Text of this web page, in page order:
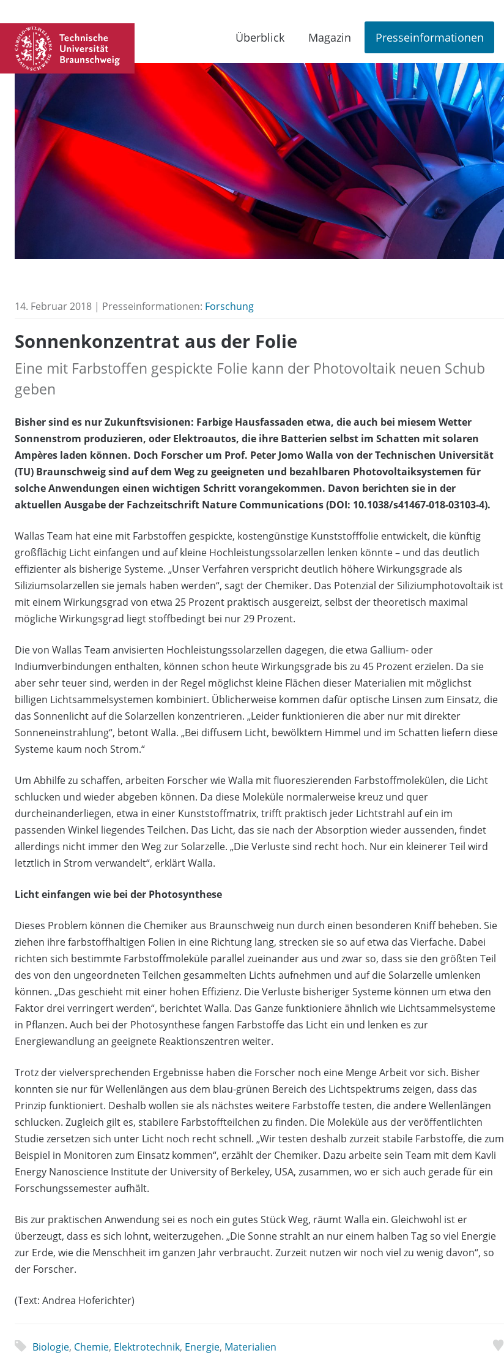
Überblick Magazin Presseinformationen
14. Februar 2018 | Presseinformationen: Forschung
Sonnenkonzentrat aus der Folie
Eine mit Farbstoffen gespickte Folie kann der Photovoltaik neuen Schub
geben
Bisher sind es nur Zukunftsvisionen: Farbige Hausfassaden etwa, die auch bei miesem Wetter
Sonnenstrom produzieren, oder Elektroautos, die ihre Batterien selbst im Schatten mit solaren
Ampères laden können. Doch Forscher um Prof. Peter Jomo Walla von der Technischen Universität
(TU) Braunschweig sind auf dem Weg zu geeigneten und bezahlbaren Photovoltaiksystemen für
solche Anwendungen einen wichtigen Schritt vorangekommen. Davon berichten sie in der
aktuellen Ausgabe der Fachzeitschrift Nature Communications (DOI: 10.1038/s41467-018-03103-4).
Wallas Team hat eine mit Farbstoffen gespickte, kostengünstige Kunststofffolie entwickelt, die künftig
großflächig Licht einfangen und auf kleine Hochleistungssolarzellen lenken könnte – und das deutlich
effizienter als bisherige Systeme. „Unser Verfahren verspricht deutlich höhere Wirkungsgrade als
Siliziumsolarzellen sie jemals haben werden“, sagt der Chemiker. Das Potenzial der Siliziumphotovoltaik ist
mit einem Wirkungsgrad von etwa 25 Prozent praktisch ausgereizt, selbst der theoretisch maximal
mögliche Wirkungsgrad liegt stoffbedingt bei nur 29 Prozent.
Die von Wallas Team anvisierten Hochleistungssolarzellen dagegen, die etwa Gallium- oder
Indiumverbindungen enthalten, können schon heute Wirkungsgrade bis zu 45 Prozent erzielen. Da sie
aber sehr teuer sind, werden in der Regel möglichst kleine Flächen dieser Materialien mit möglichst
billigen Lichtsammelsystemen kombiniert. Üblicherweise kommen dafür optische Linsen zum Einsatz, die
das Sonnenlicht auf die Solarzellen konzentrieren. „Leider funktionieren die aber nur mit direkter
Sonneneinstrahlung“, betont Walla. „Bei diffusem Licht, bewölktem Himmel und im Schatten liefern diese
Systeme kaum noch Strom.“
Um Abhilfe zu schaffen, arbeiten Forscher wie Walla mit fluoreszierenden Farbstoffmolekülen, die Licht
schlucken und wieder abgeben können. Da diese Moleküle normalerweise kreuz und quer
durcheinanderliegen, etwa in einer Kunststoffmatrix, trifft praktisch jeder Lichtstrahl auf ein im
passenden Winkel liegendes Teilchen. Das Licht, das sie nach der Absorption wieder aussenden, findet
allerdings nicht immer den Weg zur Solarzelle. „Die Verluste sind recht hoch. Nur ein kleinerer Teil wird
letztlich in Strom verwandelt“, erklärt Walla.
Licht einfangen wie bei der Photosynthese
Dieses Problem können die Chemiker aus Braunschweig nun durch einen besonderen Kniff beheben. Sie
ziehen ihre farbstoffhaltigen Folien in eine Richtung lang, strecken sie so auf etwa das Vierfache. Dabei
richten sich bestimmte Farbstoffmoleküle parallel zueinander aus und zwar so, dass sie den größten Teil
des von den ungeordneten Teilchen gesammelten Lichts aufnehmen und auf die Solarzelle umlenken
können. „Das geschieht mit einer hohen Effizienz. Die Verluste bisheriger Systeme können um etwa den
Faktor drei verringert werden“, berichtet Walla. Das Ganze funktioniere ähnlich wie Lichtsammelsysteme
in Pflanzen. Auch bei der Photosynthese fangen Farbstoffe das Licht ein und lenken es zur
Energiewandlung an geeignete Reaktionszentren weiter.
Trotz der vielversprechenden Ergebnisse haben die Forscher noch eine Menge Arbeit vor sich. Bisher
konnten sie nur für Wellenlängen aus dem blau-grünen Bereich des Lichtspektrums zeigen, dass das
Prinzip funktioniert. Deshalb wollen sie als nächstes weitere Farbstoffe testen, die andere Wellenlängen
schlucken. Zugleich gilt es, stabilere Farbstoffteilchen zu finden. Die Moleküle aus der veröffentlichten
Studie zersetzen sich unter Licht noch recht schnell. „Wir testen deshalb zurzeit stabile Farbstoffe, die zum
Beispiel in Monitoren zum Einsatz kommen“, erzählt der Chemiker. Dazu arbeite sein Team mit dem Kavli
Energy Nanoscience Institute der University of Berkeley, USA, zusammen, wo er sich auch gerade für ein
Forschungssemester aufhält.
Bis zur praktischen Anwendung sei es noch ein gutes Stück Weg, räumt Walla ein. Gleichwohl ist er
überzeugt, dass es sich lohnt, weiterzugehen. „Die Sonne strahlt an nur einem halben Tag so viel Energie
zur Erde, wie die Menschheit im ganzen Jahr verbraucht. Zurzeit nutzen wir noch viel zu wenig davon“, so
der Forscher.
(Text: Andrea Hoferichter)
Biologie, Chemie, Elektrotechnik, Energie, Materialien